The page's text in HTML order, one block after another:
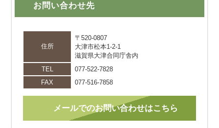
お問い合わせ先
住所
〒520-0807
大津市松本1-2-1
滋賀県大津合同庁舎内
TEL
077-522-7828
FAX
077-516-7858
メールでのお問い合わせはこちら